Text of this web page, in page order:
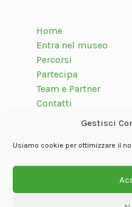
Gestisci
Usiamo cookie per ottimizzare il
Home
Entra nel museo
Percorsi
Partecipa
Team e Partner
Contatti
Seguici su